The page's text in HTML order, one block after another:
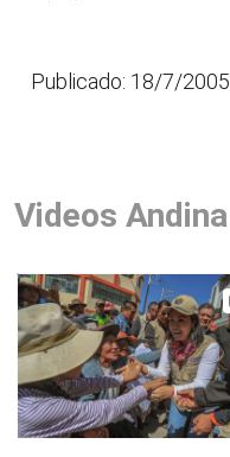
Publicado: 18/7/2005
Videos Andina